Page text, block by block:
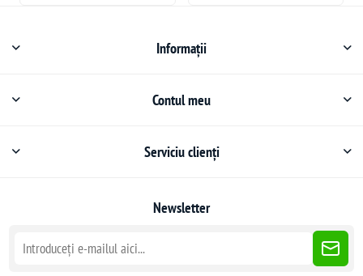
Informații
Contul meu
Serviciu clienți
Newsletter